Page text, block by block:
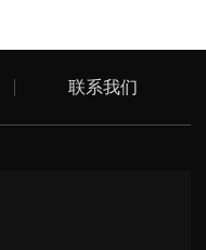
联系我们